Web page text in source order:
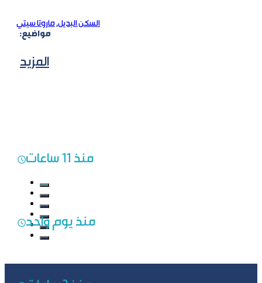
السكن البديل,ماروتا سيتي
مواضيع:
المزيد
منذ 11 ساعات
منذ يوم واحد